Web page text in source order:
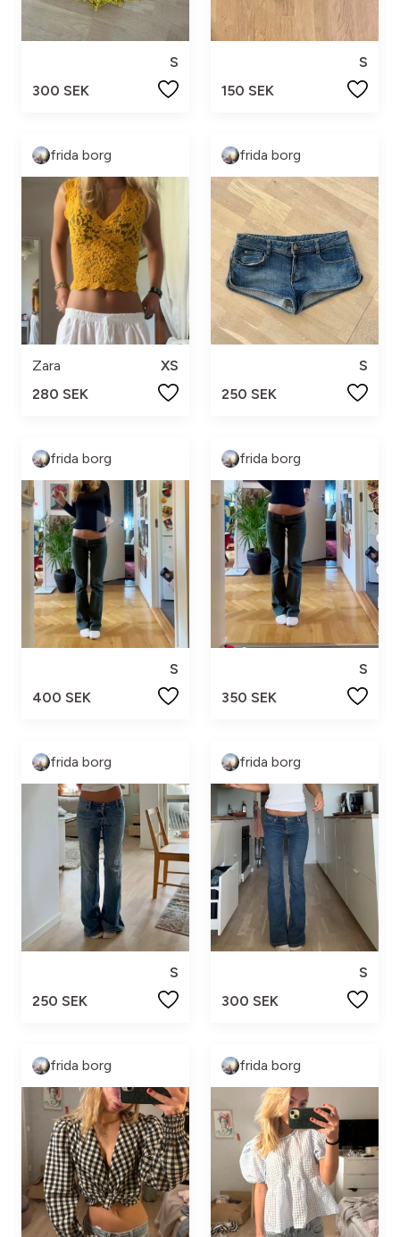
S
300 SEK
S
150 SEK
frida borg
Zara
XS
280 SEK
frida borg
S
250 SEK
frida borg
S
400 SEK
frida borg
S
350 SEK
frida borg
S
250 SEK
frida borg
S
300 SEK
frida borg frida borg